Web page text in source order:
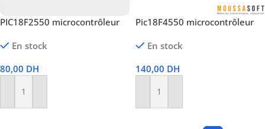
PIC18F2550 microcontrôleur
En stock
80,00 DH
Ajouter Au Panier
Pic18F4550 microcontrôleur
En stock
140,00 DH
Ajouter Au Panier